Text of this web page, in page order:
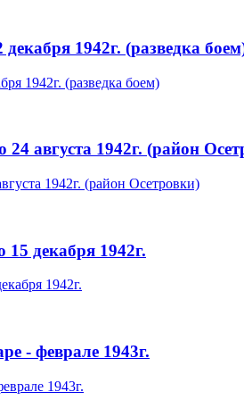
1942г. (разведка
августа 1942г. (район
15 декабря 1942г.
- феврале 1943г.